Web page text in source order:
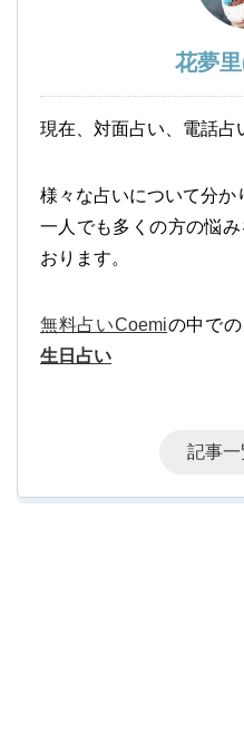
花夢
現在、対面占い、電話占
様々な占いについて分か
一人でも多くの方の悩
おります。
無料占いCoemiの中で
生日占い
記事一